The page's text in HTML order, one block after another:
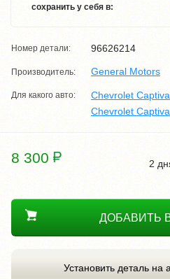
сохранить у себя в:
Номер детали: 96626214
Производитель: General Motors
Для какого авто:
Chevrolet
Chevrolet
8 300 2
ДОБАВИТЬ
Установить деталь на